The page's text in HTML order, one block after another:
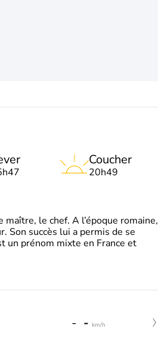
Coucher
20h49
le chef. A l’époque romaine,
Son succès lui a permis de se
un prénom mixte en France et
- - km/h